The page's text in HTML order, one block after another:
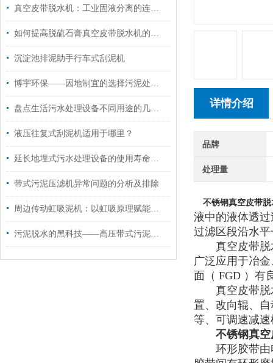
真空皮带脱水机：工业固液分离的连续化解决方案
如何提高脱硫石膏真空皮带脱水机的脱水效率？
沉淀池排泥助手行车式刮泥机
博宇环保——因地制宜的选择污泥处理技术
盘点生活污水处理设备不同用途的几种处理方式
液压往复式刮泥机适用于哪里？
延长地埋式污水处理设备的使用寿命博宇有妙招
带式污泥压滤机异常问题的分析及排除
周边传动虹吸泥机：以虹吸原理赋能，让泥水分离更高效！
污泥脱水的黑科技——高压带式污泥深度脱水机
详情介绍
品牌
处理量
不锈钢真空皮带脱
液中的液体透
过滤区段沿水
真空皮带脱水
广泛应用于冶
面（ FGD ）有
真空皮带脱
置、改向辊、
等、可调速减
不锈钢真
环形胶带由电